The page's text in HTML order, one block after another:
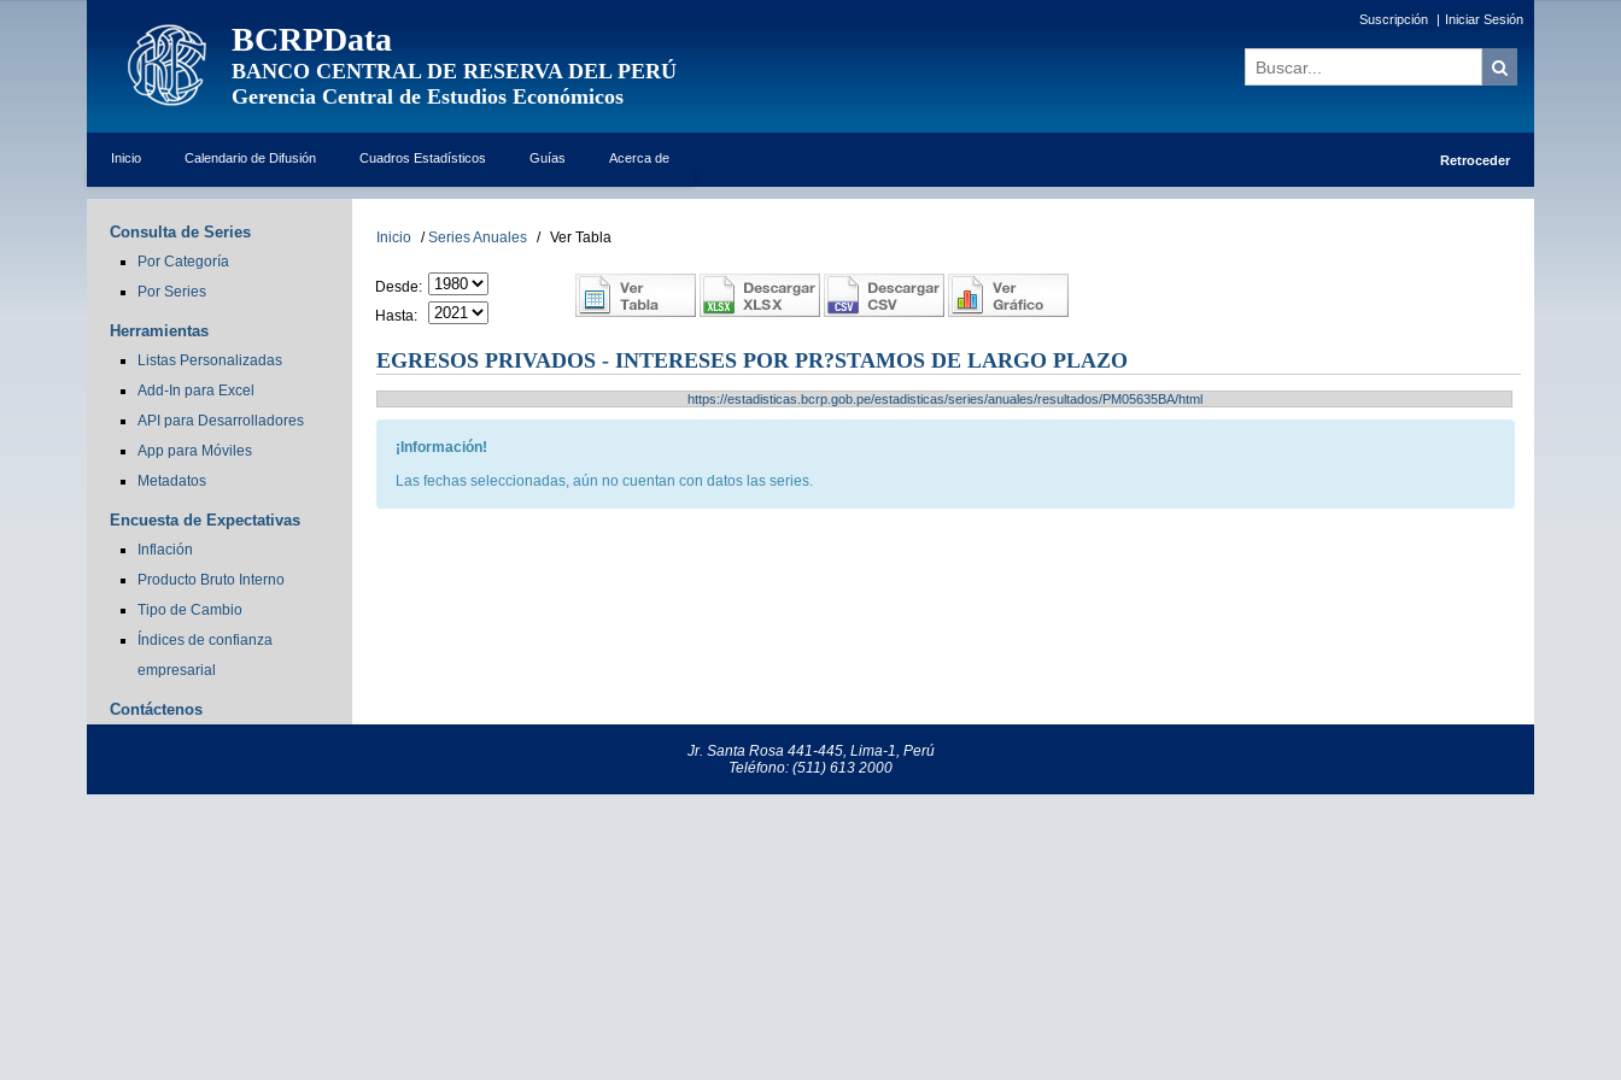
BCRPData
BANCO CENTRAL DE RESERVA DEL PERÚ
Gerencia Central de Estudios Económicos
Suscripción | Iniciar Sesión
Inicio Calendario de Difusión Cuadros Estadísticos Guías Acerca de Retroceder
Consulta de Series
Por Categoría
Por Series
Herramientas
Listas Personalizadas
Add-In para Excel
API para Desarrolladores
App para Móviles
Metadatos
Encuesta de Expectativas
Inflación
Producto Bruto Interno
Tipo de Cambio
Índices de confianza
empresarial
Contáctenos
Inicio / Series Anuales / Ver Tabla
Desde:
Hasta:
EGRESOS PRIVADOS - INTERESES POR PR?STAMOS DE LARGO PLAZO
https://estadisticas.bcrp.gob.pe/estadisticas/series/anuales/resultados/PM05635BA/html
¡Información!
Las fechas seleccionadas, aún no cuentan con datos las series.
Jr. Santa Rosa 441-445, Lima-1, Perú
Teléfono: (511) 613 2000